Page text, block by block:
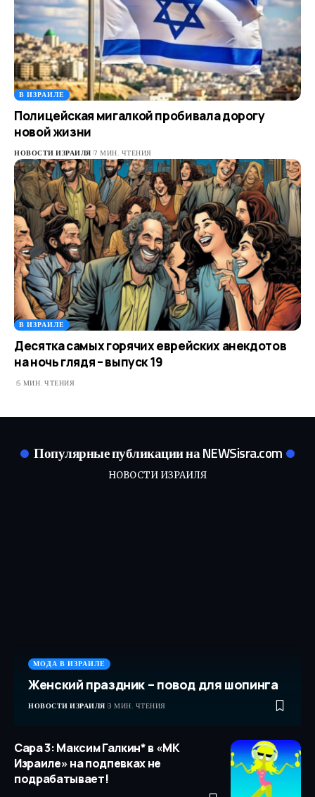
В ИЗРАИЛЕ
Полицейская мигалкой пробивала дорогу
новой жизни
НОВОСТИ ИЗРАИЛЯ 7 МИН. ЧТЕНИЯ
В ИЗРАИЛЕ
Десятка самых горячих еврейских анекдотов
на ночь глядя – выпуск 19
5 МИН. ЧТЕНИЯ
Популярные публикации на NEWSisra.com
НОВОСТИ ИЗРАИЛЯ
МОДА В ИЗРАИЛЕ
Женский праздник – повод для шопинга
НОВОСТИ ИЗРАИЛЯ 3 МИН. ЧТЕНИЯ
Сара 3: Максим Галкин* в «МК
Израиле» на подпевках не
подрабатывает!